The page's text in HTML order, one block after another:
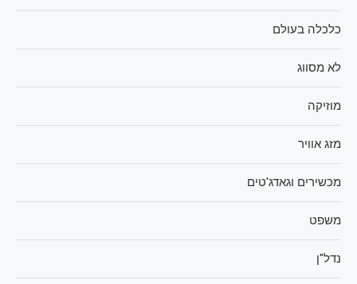
כלכלה בעולם
לא מסווג
מוזיקה
מזג אוויר
מכשירים וגאדג'טים
משפט
נדל"ן